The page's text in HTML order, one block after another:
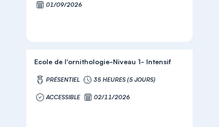
01/09/2026
Ecole de l'ornithologie-Niveau 1- Intensif
PRÉSENTIEL 35 HEURES (5 JOURS)
ACCESSIBLE 02/11/2026